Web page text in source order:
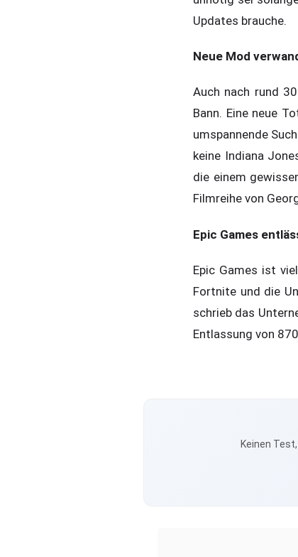
Updates brauche.
Neue Mod
Auch nach rund
Bann. Eine neue
umspannende
keine Indiana
die einem
Filmreihe von
Epic Games
Epic Games ist
Fortnite und die
schrieb das
Entlassung von
Keinen